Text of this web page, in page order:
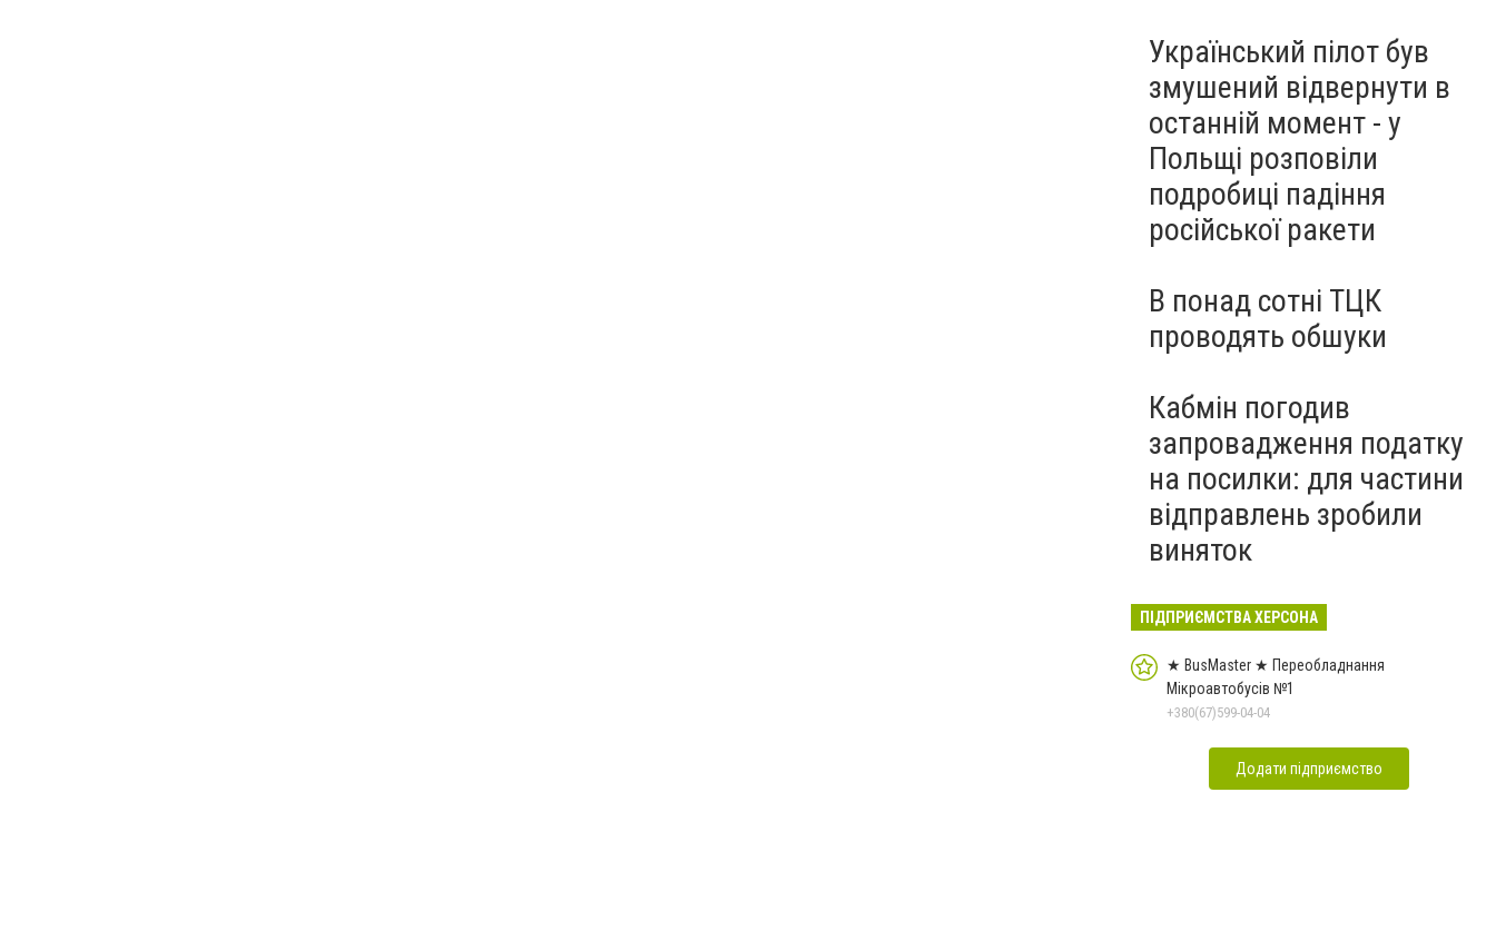
Український пілот був
змушений відвернути в
останній момент - у
Польщі розповіли
подробиці падіння
російської ракети
В понад сотні ТЦК
проводять обшуки
Кабмін погодив
запровадження податку
на посилки: для частини
відправлень зробили
виняток
ПІДПРИЄМСТВА ХЕРСОНА
★ BusMaster ★ Переобладнання
Мікроавтобусів №1
+380(67)599-04-04
Додати підприємство